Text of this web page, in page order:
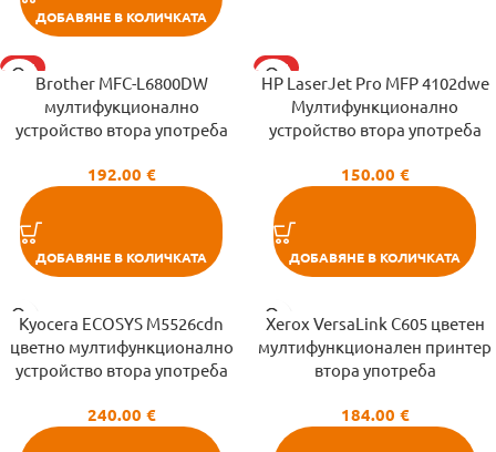
ДОБАВЯНЕ В КОЛИЧКАТА
HOT
Brother MFC-L6800DW
мултифукционално
устройство втора употреба
192.00 €
ДОБАВЯНЕ В КОЛИЧКАТА
HOT
HP LaserJet Pro MFP 4102dwe
Мултифункционално
устройство втора употреба
150.00 €
ДОБАВЯНЕ В КОЛИЧКАТА
Kyocera ECOSYS M5526cdn
цветно мултифункционално
устройство втора употреба
240.00 €
Xerox VersaLink C605 цветен
мултифункционален принтер
втора употреба
184.00 €